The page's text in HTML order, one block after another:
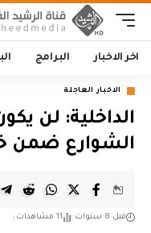
اخر الاخبار البرامج
الاخبار العاجلة
الداخلية: لن
الشوارع ضمن
قبل 8 سنوات 11 مشاهدات